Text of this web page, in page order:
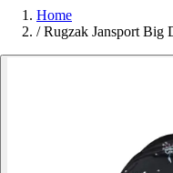
Home
/ Rugzak Jansport Big